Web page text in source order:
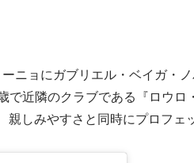
ニョにガブリエル・ベイガ・
近隣のクラブである『ロウ
しみやすさと同時にプロフ